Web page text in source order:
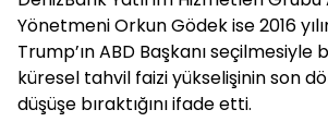
Yönetmeni Orkun Gödek ise 2016
Trump’ın ABD Başkanı
küresel tahvil faizi yükselişinin son
düşüşe bıraktığını ifade etti.